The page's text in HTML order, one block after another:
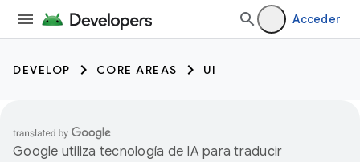
Acceder
DEVELOP CORE AREAS UI
Google utiliza tecnología de IA para traducir